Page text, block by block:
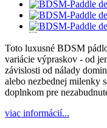
Toto luxusné BDSM
variácie výpraskov - od
závislosti od nálady
alebo nezbednej milenky
doplnkom pre
viac informácií...